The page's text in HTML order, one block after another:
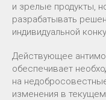
и зрелые продукты,
разрабатывать
индивидуальной
Действующее
обеспечивает
на
изменения в